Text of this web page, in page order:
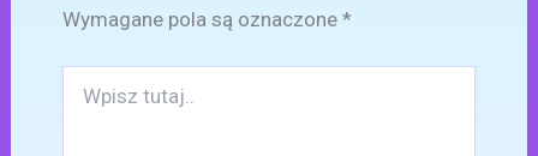
Wymagane pola są oznaczone *
tutaj..